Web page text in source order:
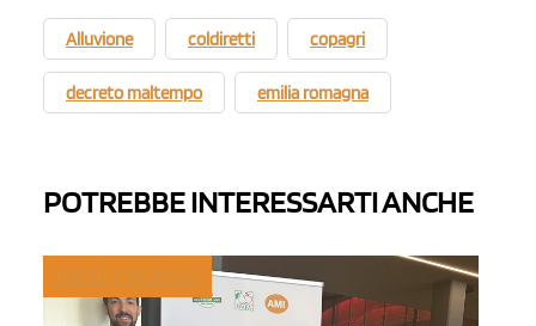
Alluvione coldiretti copagri
decreto maltempo emilia romagna
POTREBBE INTERESSARTI ANCHE